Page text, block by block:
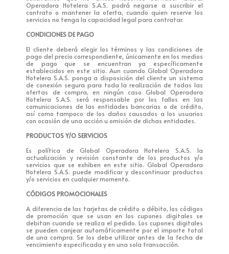
Operadora Hotelera S.A.S. podrá negarse a suscribir el
contrato o mantener la oferta, cuando quien reserve los
servicios no tenga la capacidad legal para contratar.
CONDICIONES DE PAGO
El cliente deberá elegir los términos y las condiciones de
pago del precio correspondiente, únicamente en los medios
de pago que se encuentran ya específicamente
establecidos en este sitio. Aun cuando Global Operadora
Hotelera S.A.S. ponga a disposición del cliente un sistema
de conexión segura para toda la realización de todas las
ofertas de compra, en ningún caso Global Operadora
Hotelera S.A.S. será responsable por los fallos en las
comunicaciones de las entidades bancarias o de crédito,
así como tampoco de los daños causados a los usuarios
con ocasión de una acción u omisión de dichas entidades.
PRODUCTOS Y/O SERVICIOS
Es política de Global Operadora Hotelera S.A.S. la
actualización y revisión constante de los productos y/o
servicios que se exhiben en este sitio. Global Operadora
Hotelera S.A.S. puede modificar y descontinuar productos
y/o servicios en cualquier momento.
CÓDIGOS PROMOCIONALES
A diferencia de las tarjetas de crédito o débito, los códigos
de promoción que se usan en los cupones digitales se
debitan cuando se realiza el pedido. Los cupones digitales
se pueden canjear automáticamente por el importe total
de una compra. Se los debe utilizar antes de la fecha de
vencimiento especificada y en una sola transacción.